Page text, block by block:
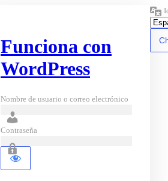
Funciona con
WordPress
Nombre de usuario o correo electrónico
Contraseña